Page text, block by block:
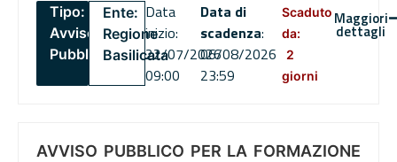
Tipo:
Avviso
Pubblico
Ente:
Regione
Basilicata
Data
inizio:
22/07/2026
09:00
Data di
scadenza:
06/08/2026
23:59
Scaduto
da:
2
giorni
Maggiori
dettagli
AVVISO PUBBLICO PER LA FORMAZIONE